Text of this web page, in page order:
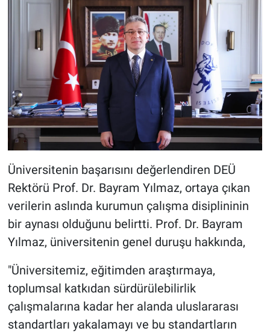
Üniversitenin başarısını değerlendiren DEÜ
Rektörü Prof. Dr. Bayram Yılmaz, ortaya çıkan
verilerin aslında kurumun çalışma disiplininin
bir aynası olduğunu belirtti. Prof. Dr. Bayram
Yılmaz, üniversitenin genel duruşu hakkında,
"Üniversitemiz, eğitimden araştırmaya,
toplumsal katkıdan sürdürülebilirlik
çalışmalarına kadar her alanda uluslararası
standartları yakalamayı ve bu standartların